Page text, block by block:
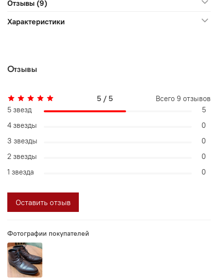
Отзывы (9)
Характеристики
Отзывы
Фотографии покупателей
5 / 5 Всего 9 отзывов
5 звезд
5
4 звезды
0
3 звезды
0
2 звезды
0
1 звезда
0
Оставить отзыв